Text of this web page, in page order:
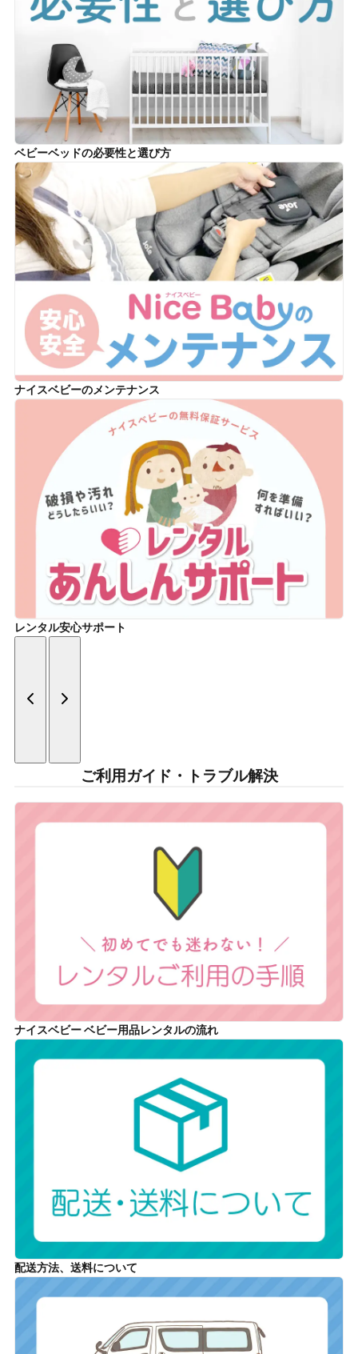
ベビーベッドの必要性と選び方
ナイスベビーのメンテナンス
レンタル安心サポート
ご利用ガイド・トラブル解決
ナイスベビー ベビー用品レンタルの流れ
配送方法、送料について